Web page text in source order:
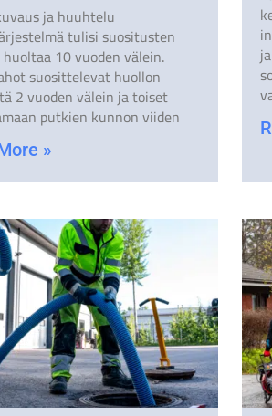
ja huuhtelu
tulisi suositusten
10 vuoden välein.
suosittelevat huollon
2 vuoden välein ja toiset
putkien kunnon viiden
»